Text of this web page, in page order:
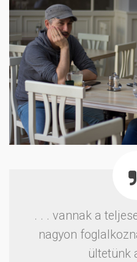
. . . vannak a
nagyon
ültetünk